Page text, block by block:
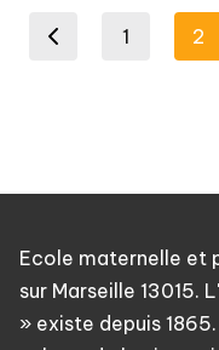
Pagination
1 2
Ecole maternelle et
sur Marseille 13015.
» existe depuis